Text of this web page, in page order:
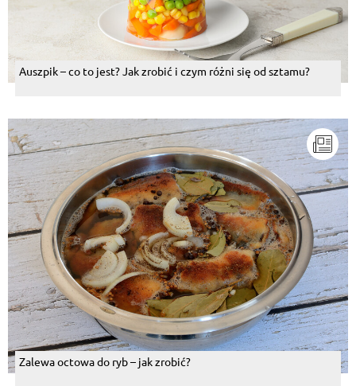
Auszpik – co to jest? Jak zrobić i czym różni się od sztamu?
Zalewa octowa do ryb – jak zrobić?